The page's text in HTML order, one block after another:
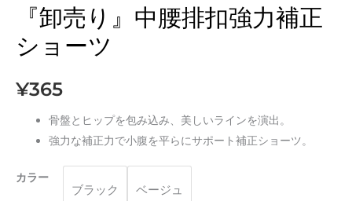
『卸売り』中腰排扣強力補正
ショーツ
¥365
骨盤とヒップを包み込み、美しいラインを演出。
強力な補正力で小腹を平らにサポート補正ショーツ。
カラー
ブラック ベージュ
排
強
シ